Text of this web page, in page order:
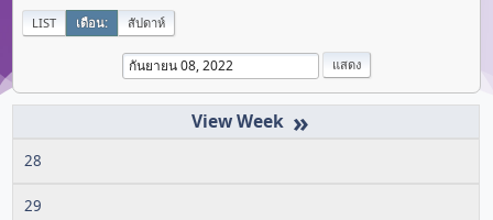
LIST เดือน: สัปดาห์
»
28
29